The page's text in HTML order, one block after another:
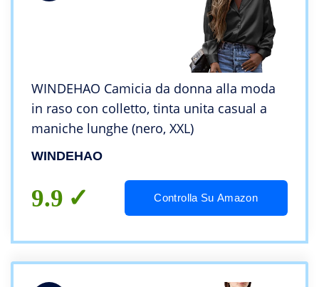
WINDEHAO Camicia da donna alla moda
in raso con colletto, tinta unita casual a
maniche lunghe (nero, XXL)
WINDEHAO
9.9 Controlla Su Amazon